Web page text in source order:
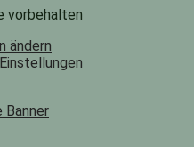
vorbehalten
ändern
Banner